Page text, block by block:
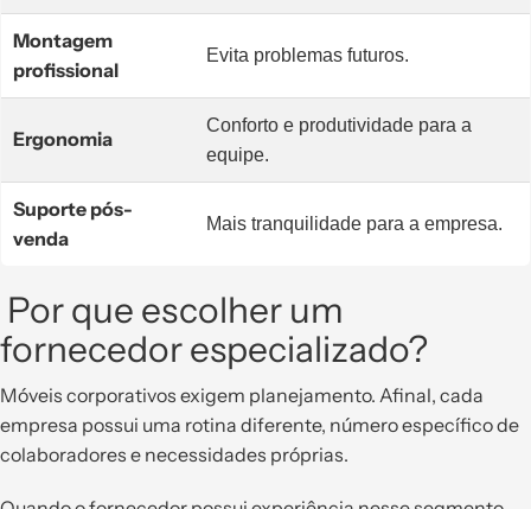
Montagem
profissional
Evita problemas futuros.
Ergonomia
Conforto e produtividade para a
equipe.
Suporte pós-
venda
Mais tranquilidade para a empresa.
Por que escolher um
fornecedor especializado?
Móveis corporativos exigem planejamento. Afinal, cada
empresa possui uma rotina diferente, número específico de
colaboradores e necessidades próprias.